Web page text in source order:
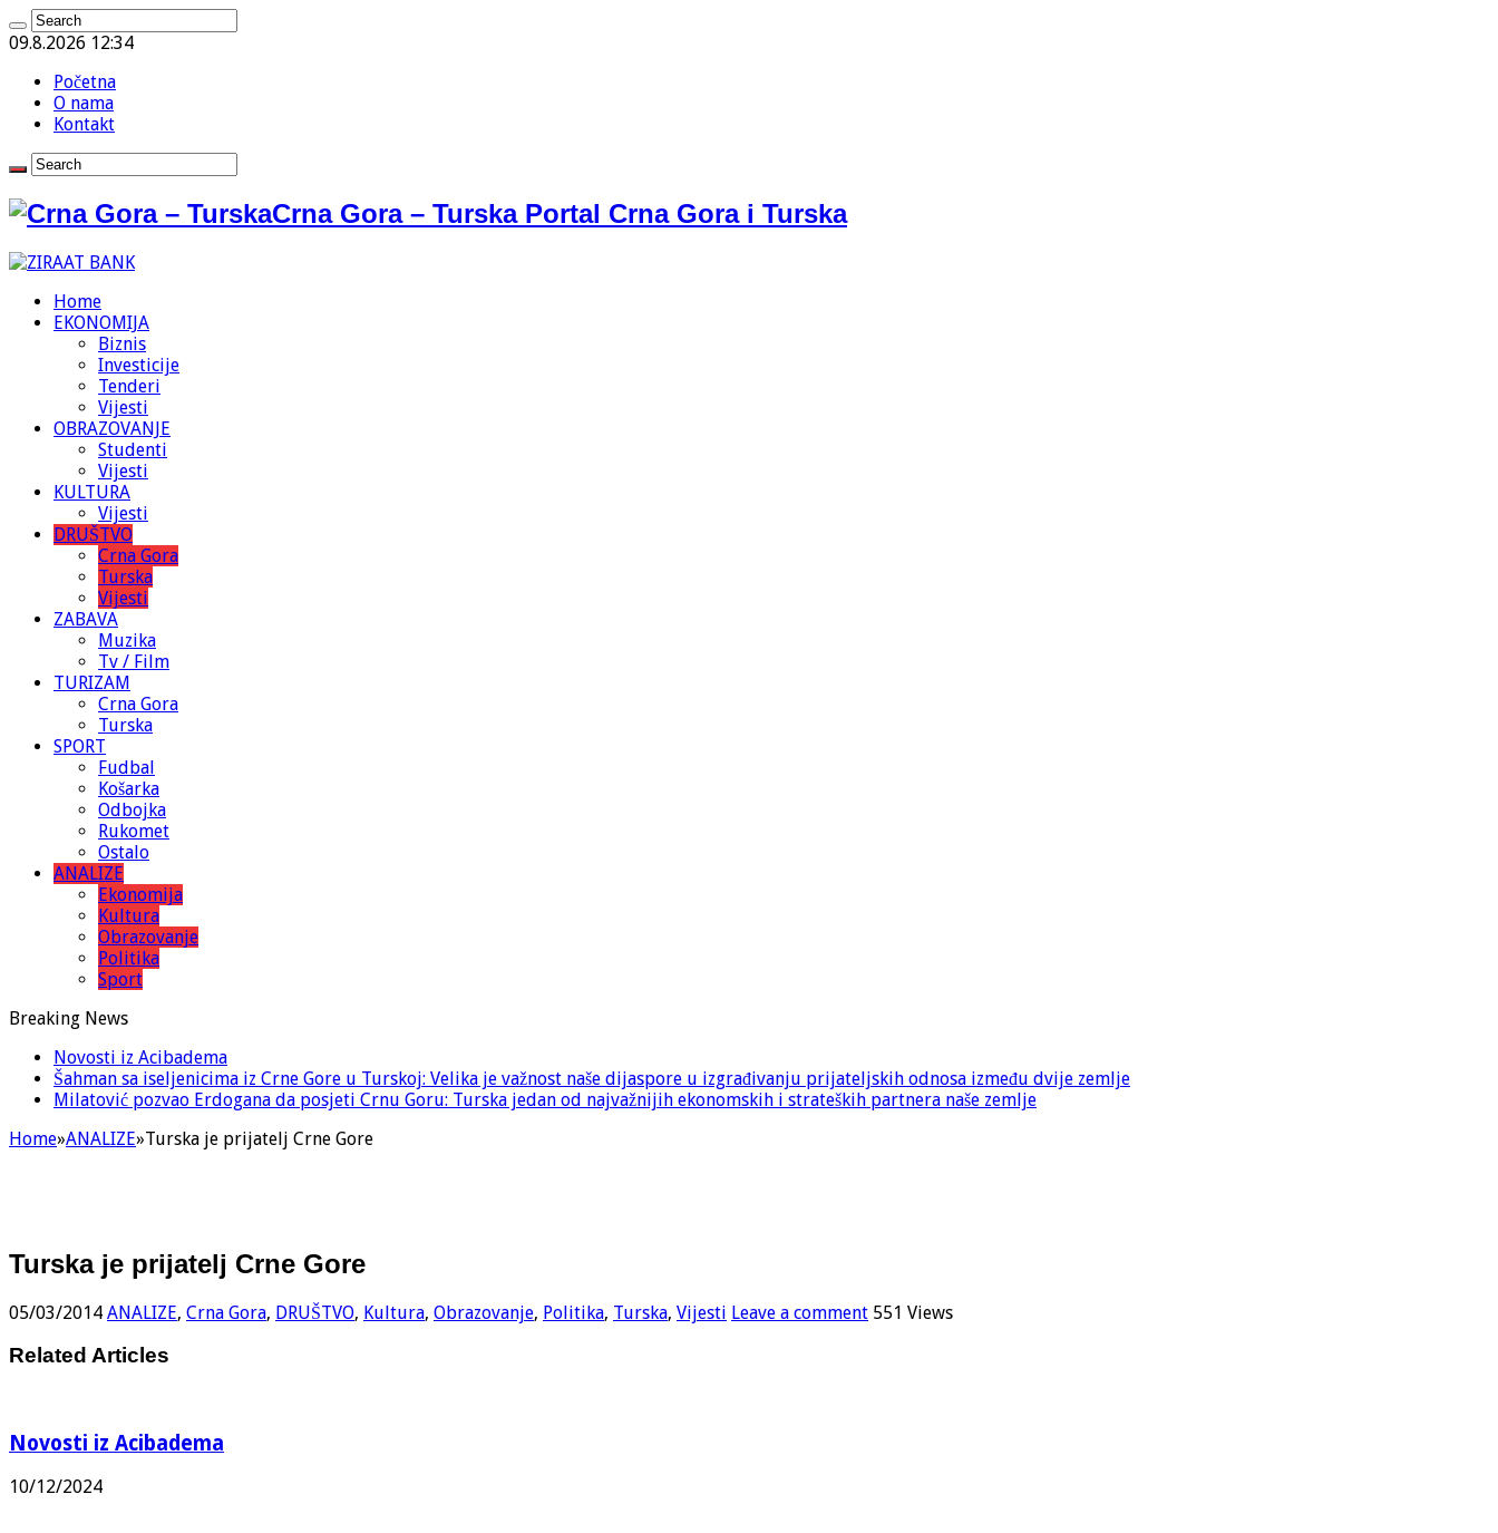
09.8.2026 12:34
Početna
O nama
Kontakt
Crna Gora – Turska Portal Crna Gora i Turska
Home
EKONOMIJA
Biznis
Investicije
Tenderi
Vijesti
OBRAZOVANJE
Studenti
Vijesti
KULTURA
Vijesti
DRUŠTVO
Crna Gora
Turska
Vijesti
ZABAVA
Muzika
Tv / Film
TURIZAM
Crna Gora
Turska
SPORT
Fudbal
Košarka
Odbojka
Rukomet
Ostalo
ANALIZE
Ekonomija
Kultura
Obrazovanje
Politika
Sport
Breaking News
Novosti iz Acibadema
Šahman sa iseljenicima iz Crne Gore u Turskoj: Velika je važnost naše dijaspore u izgrađivanju prijateljskih odnosa između dvije zemlje
Milatović pozvao Erdogana da posjeti Crnu Goru: Turska jedan od najvažnijih ekonomskih i strateških partnera naše zemlje
Home»ANALIZE»Turska je prijatelj Crne Gore
Turska je prijatelj Crne Gore
05/03/2014 ANALIZE, Crna Gora, DRUŠTVO, Kultura, Obrazovanje, Politika, Turska, Vijesti Leave a comment 551 Views
Related Articles
Novosti iz Acibadema
10/12/2024